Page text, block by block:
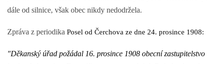
dále od silnice, však obec nikdy nedodržela.
Zpráva z periodika Posel od Čerchova ze dne 24. prosince 1908:
"Děkanský úřad požádal 16. prosince 1908 obecní zastupitelstvo